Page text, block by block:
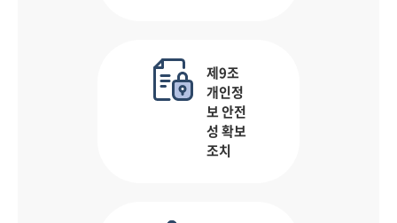
제9조
개인정
보 안전
성 확보
조치